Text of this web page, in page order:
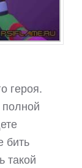
героя.
бить
такой